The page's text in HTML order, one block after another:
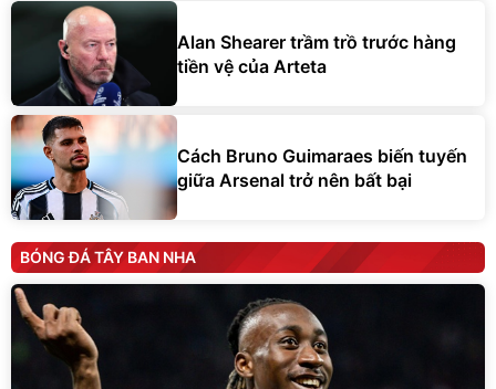
Alan Shearer trầm trồ trước hàng
tiền vệ của Arteta
Cách Bruno Guimaraes biến tuyến
giữa Arsenal trở nên bất bại
BÓNG ĐÁ TÂY BAN NHA